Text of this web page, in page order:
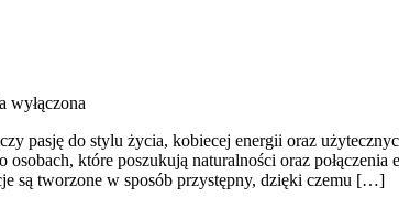
wyłączona
pasję do stylu życia, kobiecej energii oraz
które poszukują naturalności oraz
są tworzone w sposób przystępny, dzięki czemu […]